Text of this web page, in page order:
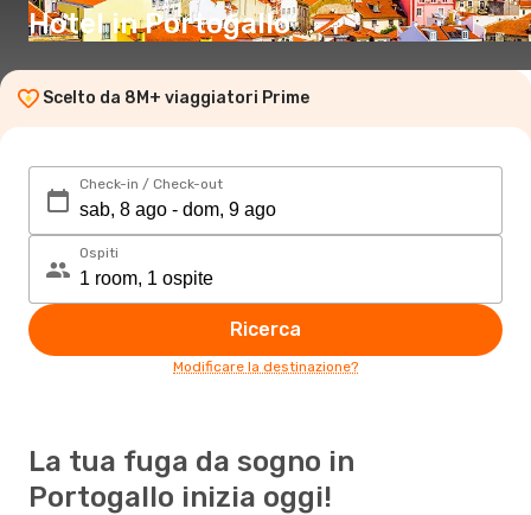
Hotel in Portogallo
Scelto da 8M+ viaggiatori Prime
Check-in / Check-out
Ospiti
Ricerca
Modificare la destinazione?
La tua fuga da sogno in
Portogallo inizia oggi!